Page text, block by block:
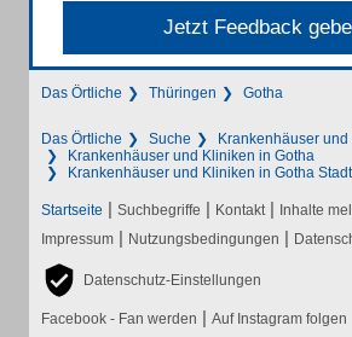
Jetzt Feedback
Das Örtliche Thüringen Gotha
Das Örtliche Suche
Krankenhäuser
Krankenhäuser und Kliniken in Gotha
Krankenhäuser und Kliniken in Gotha
Startseite | Suchbegriffe | Kontakt | Inhalte
Impressum | Nutzungsbedingungen |
Datenschutz-Einstellungen
Facebook - Fan werden | Auf Instagram folgen